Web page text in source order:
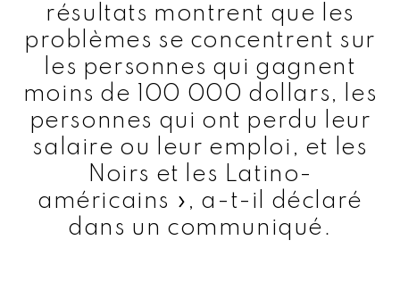
résultats montrent que les
problèmes se concentrent sur
les personnes qui gagnent
moins de 100 000 dollars, les
personnes qui ont perdu leur
salaire ou leur emploi, et les
Noirs et les Latino-
américains », a-t-il déclaré
dans un communiqué.